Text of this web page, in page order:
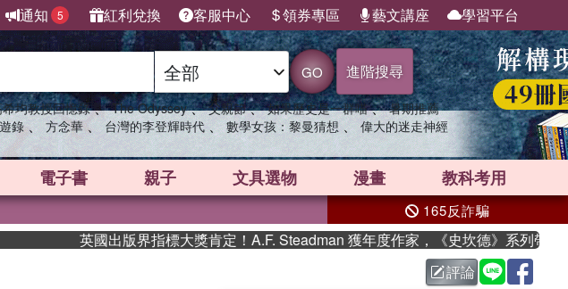
通知 5 紅利兌換 客服中心 領券專區 藝文講座 學習平台
GO 進階搜尋
均教授回憶錄 、 The Odyssey 、 父親節 、 如果歷史是一群喵 、 暑期推薦
錄 、 方念華 、 台灣的李登輝時代 、 數學女孩：黎曼猜想 、 偉大的迷走神經
電子書 親子 文具選物 漫畫 教科考用
165反詐騙
英國出版界指標大獎肯定！A.F. Steadman 獲年度作家，《史坎德》系列帶你踏上
評論